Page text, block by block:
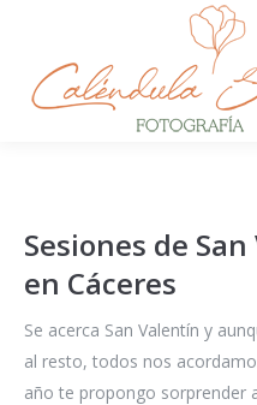
Sesiones de
en Cáceres
Se acerca San Valentín y
al resto, todos nos
año te propongo sorprender